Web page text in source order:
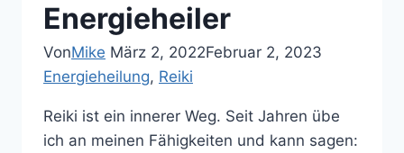
Energieheiler
VonMike März 2, 2022Februar 2, 2023
Energieheilung, Reiki
Reiki ist ein innerer Weg. Seit Jahren übe
ich an meinen Fähigkeiten und kann sagen: